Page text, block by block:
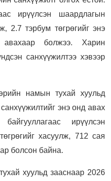
ирүүлсэн шаардлагын
2.7 тэрбум төгрөгийг энэ
болжээ. Харин
санхүүжилтээ хэвээр
намын тухай хуульд
энэ онд авах
ирүүлсэн
хасуулж, 712 сая
болсон байна.
хуульд зааснаар 2026